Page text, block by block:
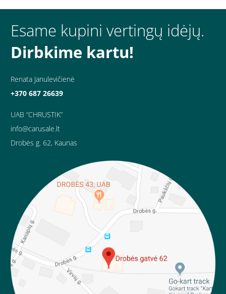
Esame kupini vertingų idėjų.
Dirbkime kartu!
Renata Janulevičienė
+370 687 26639
UAB “CHRUSTIK”
info@carusale.lt
Drobės g. 62, Kaunas